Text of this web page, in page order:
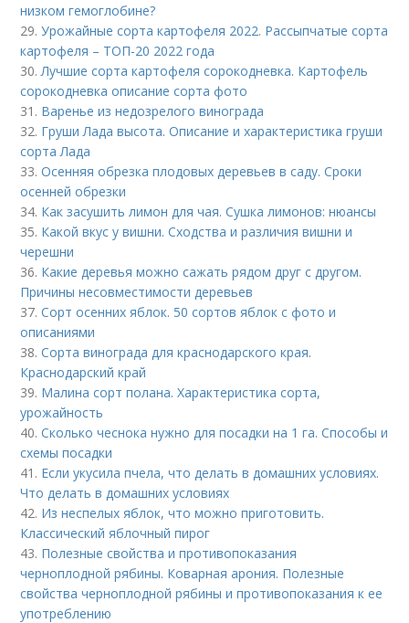
низком гемоглобине?
29.Урожайные сорта картофеля 2022. Рассыпчатые сорта
картофеля – ТОП-20 2022 года
30. Лучшие сорта картофеля сорокодневка. Картофель
сорокодневка описание сорта фото
31. Варенье из недозрелого винограда
32. Груши Лада высота. Описание и характеристика груши
сорта Лада
33.Осенняя обрезка плодовых деревьев в саду. Сроки
осенней обрезки
34. Как засушить лимон для чая. Сушка лимонов: нюансы
35. Какой вкус у вишни. Сходства и различия вишни и
черешни
36. Какие деревья можно сажать рядом друг с другом.
Причины несовместимости деревьев
37.Сорт осенних яблок. 50 сортов яблок с фото и
описаниями
38.Сорта винограда для краснодарского края.
Краснодарский край
39. Малина сорт полана. Характеристика сорта,
урожайность
40.Сколько чеснока нужно для посадки на 1 га. Способы и
схемы посадки
41. Если укусила пчела, что делать в домашних условиях.
Что делать в домашних условиях
42. Из неспелых яблок, что можно приготовить.
Классический яблочный пирог
43. Полезные свойства и противопоказания
черноплодной рябины. Коварная арония. Полезные
свойства черноплодной рябины и противопоказания к ее
употреблению